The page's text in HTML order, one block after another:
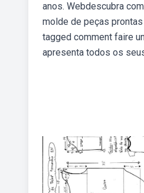
anos. Webdescubra
molde de peças
tagged comment faire
apresenta todos os